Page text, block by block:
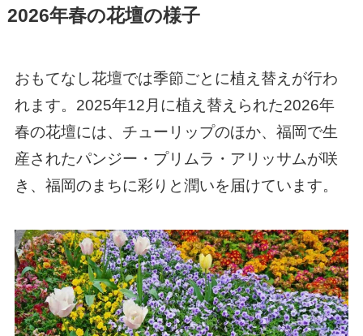
2026年春の花壇の様子
おもてなし花壇では季節ごとに植え替えが行わ
れます。2025年12月に植え替えられた2026年
春の花壇には、チューリップのほか、福岡で生
産されたパンジー・プリムラ・アリッサムが咲
き、福岡のまちに彩りと潤いを届けています。